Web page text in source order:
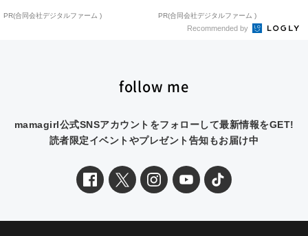
PR(合同会社デジタルファーム ) PR(合同会社デジタルファーム )
Recommended by
follow me
mamagirl公式SNSアカウントをフォローして最新情報をGET!
読者限定イベントやプレゼント告知もお届け中